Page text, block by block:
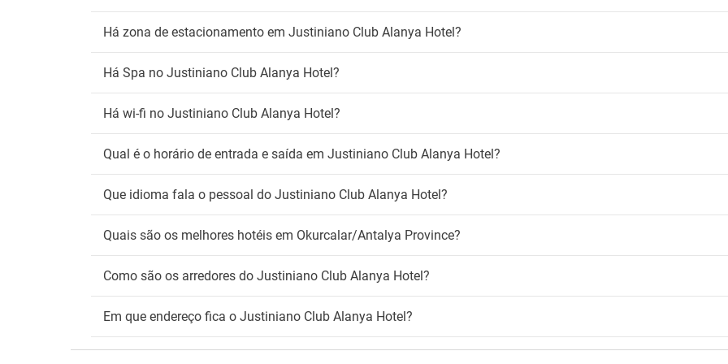
Animais de estimação
Fumadores
Zona para fumadores
Wi-Fi
Animação infantil
Creche
Circuito SPA completo
Guarda-sóis na piscina
Há zona de estacionamento em Justiniano Club Alanya Hotel?
Há Spa no Justiniano Club Alanya Hotel?
Há wi-fi no Justiniano Club Alanya Hotel?
Qual é o horário de entrada e saída em Justiniano Club Alanya Hotel?
Que idioma fala o pessoal do Justiniano Club Alanya Hotel?
Quais são os melhores hotéis em Okurcalar/Antalya Province?
Como são os arredores do Justiniano Club Alanya Hotel?
Em que endereço fica o Justiniano Club Alanya Hotel?